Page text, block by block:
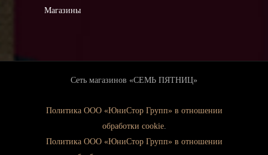
Магазины
Сеть магазинов «СЕМЬ ПЯТНИЦ»
Политика ООО «ЮниСтор Групп» в отношении
обработки cookie.
Политика ООО «ЮниСтор Групп» в отношении